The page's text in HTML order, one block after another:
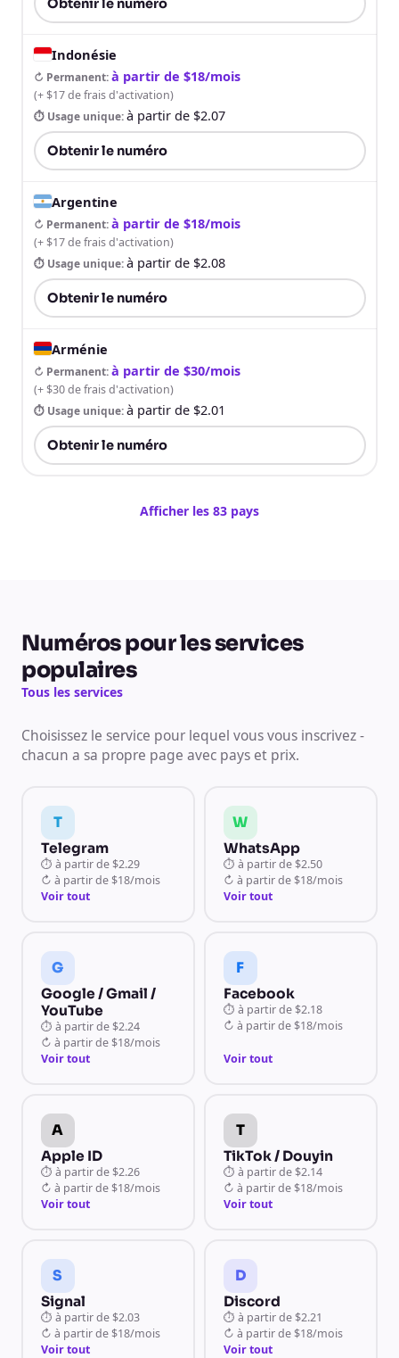
Indonésie
↻ Permanent:à partir de $18/mois
(+ $17 de frais d'activation)
⏱ Usage unique:à partir de $2.07
Obtenir le numéro
Argentine
↻ Permanent:à partir de $18/mois
(+ $17 de frais d'activation)
⏱ Usage unique:à partir de $2.08
Obtenir le numéro
Arménie
↻ Permanent:à partir de $30/mois
(+ $30 de frais d'activation)
⏱ Usage unique:à partir de $2.01
Obtenir le numéro
Afficher les 83 pays
Numéros pour les services
populaires
Tous les services
Choisissez le service pour lequel vous vous inscrivez -
chacun a sa propre page avec pays et prix.
T
Telegram
⏱ à partir de $2.29
↻ à partir de $18/mois
Voir tout
W
WhatsApp
⏱ à partir de $2.50
↻ à partir de $18/mois
Voir tout
G
Google / Gmail /
YouTube
⏱ à partir de $2.24
↻ à partir de $18/mois
Voir tout
F
Facebook
⏱ à partir de $2.18
↻ à partir de $18/mois
Voir tout
A
Apple ID
⏱ à partir de $2.26
↻ à partir de $18/mois
Voir tout
T
TikTok / Douyin
⏱ à partir de $2.14
↻ à partir de $18/mois
Voir tout
S
Signal
⏱ à partir de $2.03
↻ à partir de $18/mois
Voir tout
D
Discord
⏱ à partir de $2.21
↻ à partir de $18/mois
Voir tout